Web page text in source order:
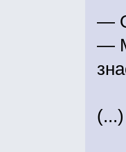
—
—
(...)